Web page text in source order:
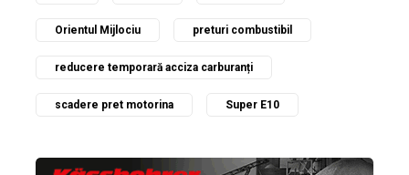
Orientul Mijlociu preturi combustibil
reducere temporară acciza carburanți
scadere pret motorina Super E10